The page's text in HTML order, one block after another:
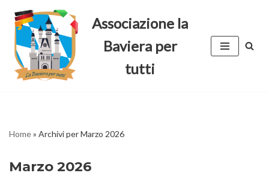
Vai
contenuto
Associazione la
Baviera per
tutti
Home» Archivi per Marzo 2026
Marzo 2026